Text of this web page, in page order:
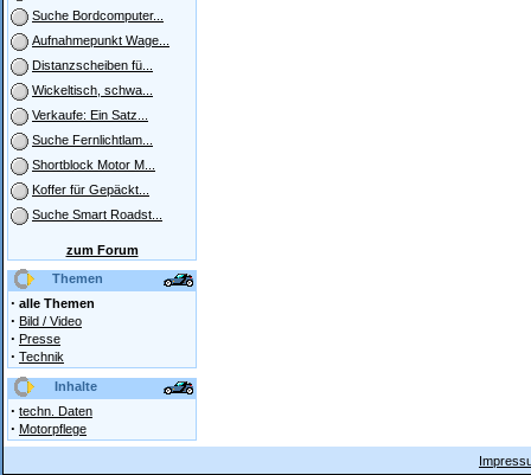
Suche Bordcomputer...
Aufnahmepunkt Wage...
Distanzscheiben fü...
Wickeltisch, schwa...
Verkaufe: Ein Satz...
Suche Fernlichtlam...
Shortblock Motor M...
Koffer für Gepäckt...
Suche Smart Roadst...
zum Forum
Themen
· alle Themen
· Bild / Video
· Presse
· Technik
Inhalte
· techn. Daten
· Motorpflege